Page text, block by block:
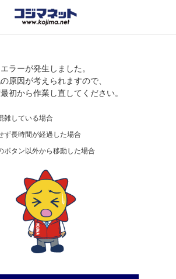
エラーが発生しました。
原因が考えられますので、
初から作業し直してください。
雑している場合
ず長時間が経過した場合
ボタン以外から移動した場合